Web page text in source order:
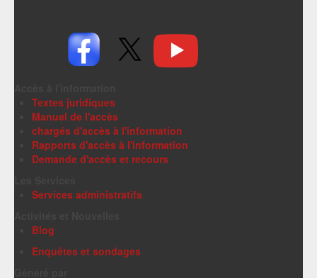
Textes juridiques
Manuel de l'accès
chargés d'accès à l'information
Rapports d'accès à l'information
Demande d'accès et recours
Services administratifs
Blog
Enquêtes et sondages